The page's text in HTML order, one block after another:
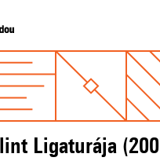
Ligaturája